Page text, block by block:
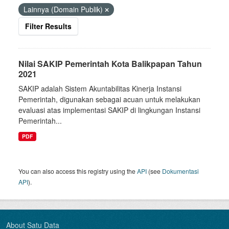
Lainnya (Domain Publik)
Filter Results
Nilai SAKIP Pemerintah Kota Balikpapan Tahun
2021
SAKIP adalah Sistem Akuntabilitas Kinerja Instansi
Pemerintah, digunakan sebagai acuan untuk melakukan
evaluasi atas implementasi SAKIP di lingkungan Instansi
Pemerintah...
PDF
You can also access this registry using theAPI (see Dokumentasi
API).
About Satu Data